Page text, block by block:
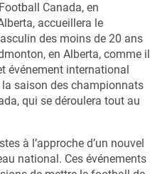
Canada, en
accueillera le
des moins de 20 ans
en Alberta, comme il
événement international
la saison des championnats
qui se déroulera tout au
à l’approche d’un nouvel
national. Ces événements